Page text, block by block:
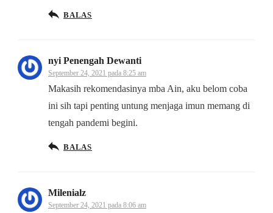
BALAS
nyi Penengah Dewanti
September 24, 2021 pada 8:25 am
Makasih rekomendasinya mba Ain, aku belom coba
ini sih tapi penting untung menjaga imun memang di
tengah pandemi begini.
BALAS
Milenialz
September 24, 2021 pada 8:06 am